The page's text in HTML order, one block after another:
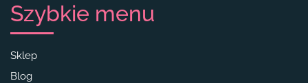
Szybkie menu
Sklep
Blog